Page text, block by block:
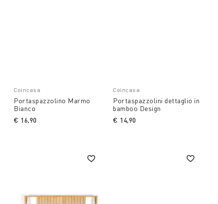
Coincasa
Portaspazzolino Marmo
Bianco
€ 16,90
Coincasa
Portaspazzolini dettaglio in
bamboo Design
€ 14,90